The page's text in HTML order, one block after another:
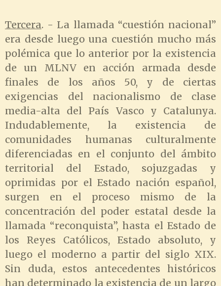
Tercera. - La llamada “cuestión nacional”
era desde luego una cuestión mucho más
polémica que lo anterior por la existencia
de un MLNV en acción armada desde
finales de los años 50, y de ciertas
exigencias del nacionalismo de clase
media-alta del País Vasco y Catalunya.
Indudablemente, la existencia de
comunidades humanas culturalmente
diferenciadas en el conjunto del ámbito
territorial del Estado, sojuzgadas y
oprimidas por el Estado nación español,
surgen en el proceso mismo de la
concentración del poder estatal desde la
llamada “reconquista”, hasta el Estado de
los Reyes Católicos, Estado absoluto, y
luego el moderno a partir del siglo XIX.
Sin duda, estos antecedentes históricos
han determinado la existencia de un largo